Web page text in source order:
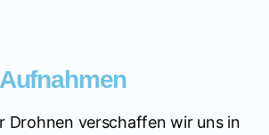
Drohnen verschaffen wir uns in